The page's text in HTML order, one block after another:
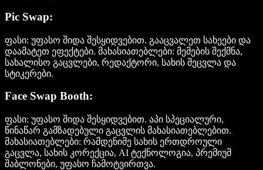
Pic Swap:
ფასი: უფასო შიდა შესყიდვებით. გააცვალეთ სახეები და
დაამატეთ ეფექტები. მახასიათებლები: მემების შექმნა,
სახალისო გაცვლები, რედაქტორი, სახის შეცვლა და
სტიკერები.
Face Swap Booth:
ფასი: უფასო შიდა შესყიდვებით. აპი სპეციალური,
წინაწარ გამზადებული გაცვლის მახასიათებლებით.
მახასიათებლები: რამდენიმე სახის ერთდროული
გაცვლა, სახის კორექცია, AI ტექნოლოგია, პრემიუმ
შაბლონები, უფასო ჩამოტვირთვა.